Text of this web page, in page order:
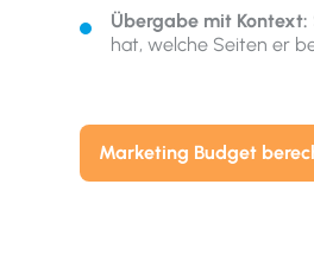
Übergabe mit Kontext:
hat, welche Seiten er
Marketing Budget